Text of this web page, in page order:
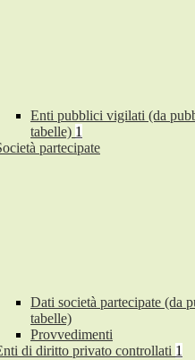
Enti pubblici vigilati (da
tabelle) 1
partecipate
Dati società partecipate (da
tabelle)
Provvedimenti
di diritto privato controllati 1